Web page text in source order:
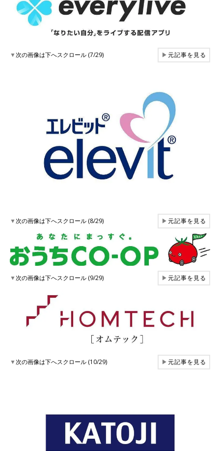
▼次の画像は下へスクロール (7/29) ▶元記事を見る
▼次の画像は下へスクロール (8/29) ▶元記事を見る
▼次の画像は下へスクロール (9/29) ▶元記事を見る
▼次の画像は下へスクロール (10/29) ▶元記事を見る